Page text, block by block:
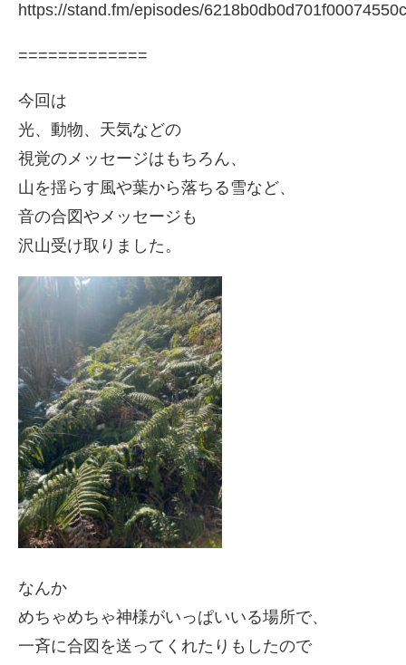
https://stand.fm/episodes/
=============
今回は
光、動物、天気などの
視覚のメッセージはもちろん、
山を揺らす風や葉から落ちる雪など、
音の合図やメッセージも
沢山受け取りました。
なんか
めちゃめちゃ神様がいっぱいいる場所で、
一斉に合図を送ってくれたりもしたので